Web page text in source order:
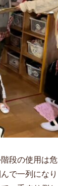
段の使用は危
で一列になり